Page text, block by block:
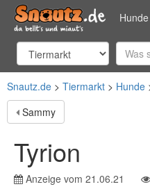
Hunde
Snautz.de Tiermarkt Hunde
Sammy
Tyrion
Anzeige vom 21.06.21